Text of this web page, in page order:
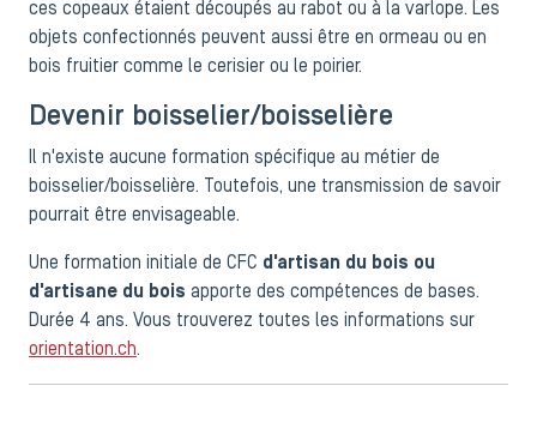
ces copeaux étaient découpés au rabot ou à la varlope. Les
objets confectionnés peuvent aussi être en ormeau ou en
bois fruitier comme le cerisier ou le poirier.
Devenir boisselier/boisselière
Il n'existe aucune formation spécifique au métier de
boisselier/boisselière. Toutefois, une transmission de savoir
pourrait être envisageable.
Une formation initiale de CFC d'artisan du bois ou
d'artisane du bois apporte des compétences de bases.
Durée 4 ans. Vous trouverez toutes les informations sur
orientation.ch.